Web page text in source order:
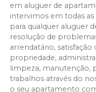
em aluguer de
intervimos em todas as
para qualquer aluguer
resolução de
arrendatário,
propriedade,
limpeza, manutenção,
trabalhos através do
o seu apartamento